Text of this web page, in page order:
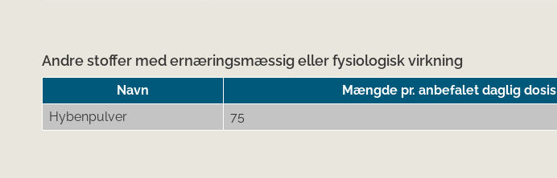
Andre stoffer med ernæringsmæssig eller fysiologisk virkning
Navn Mængde pr. anbefalet daglig dosis
Hybenpulver
75